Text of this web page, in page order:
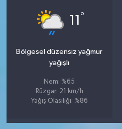
11 °
Bölgesel düzensiz yağmur
yağışlı
Nem: %65
Rüzgar: 21 km/h
Yağış Olasılığı: %86